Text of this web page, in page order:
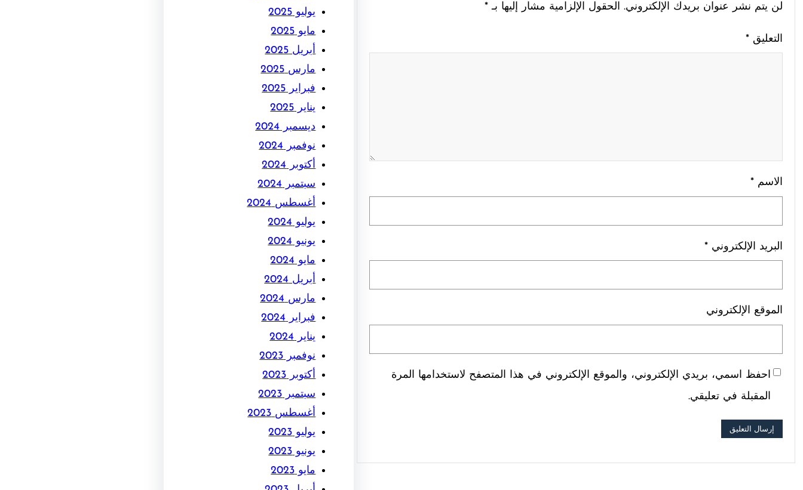
لن يتم نشر عنوان بريدك الإلكتروني. الحقول الإلزامية مشار إليها بـ *
التعليق *
الاسم *
البريد الإلكتروني *
الموقع الإلكتروني
احفظ اسمي، بريدي الإلكتروني، والموقع الإلكتروني في هذا المتصفح لاستخدامها المرة
المقبلة في تعليقي.
يوليو 2025
مايو 2025
أبريل 2025
مارس 2025
فبراير 2025
يناير 2025
ديسمبر 2024
نوفمبر 2024
أكتوبر 2024
سبتمبر 2024
أغسطس 2024
يوليو 2024
يونيو 2024
مايو 2024
أبريل 2024
مارس 2024
فبراير 2024
يناير 2024
نوفمبر 2023
أكتوبر 2023
سبتمبر 2023
أغسطس 2023
يوليو 2023
يونيو 2023
مايو 2023